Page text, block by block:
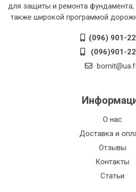
для защиты и ремонта фундамента,
также широкой программой
(096) 901-
(096)901-
О нас
Доставка и
Отзывы
Контакты
Статьи